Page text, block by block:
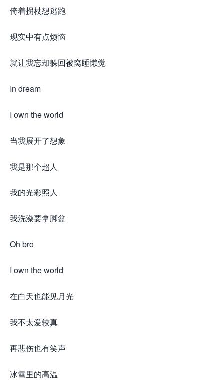
倚着拐杖想逃跑
现实中有点烦恼
就让我忘却躲回被窝睡懒觉
In dream
I own the world
当我展开了想象
我是那个超人
我的光彩照人
我洗澡要拿脚盆
Oh bro
I own the world
在白天也能见月光
我不太爱较真
再悲伤也有笑声
冰雪里的高温